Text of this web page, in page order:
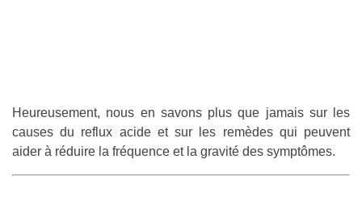
Heureusement, nous en savons plus que jamais sur les
causes du reflux acide et sur les remèdes qui peuvent
aider à réduire la fréquence et la gravité des symptômes.